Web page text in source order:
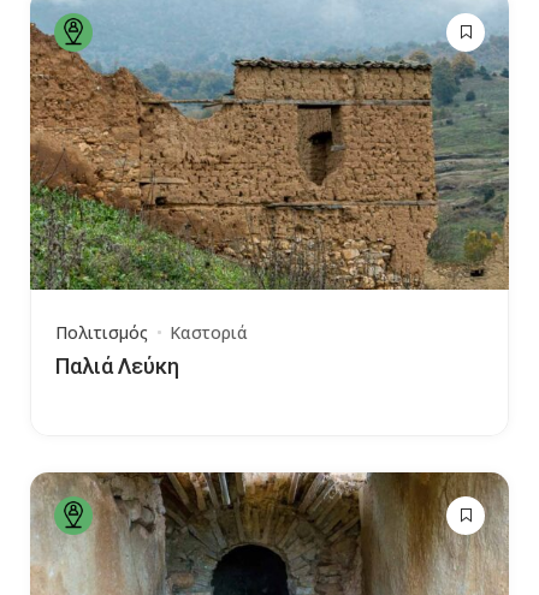
Πολιτισμός Καστοριά
Παλιά Λεύκη